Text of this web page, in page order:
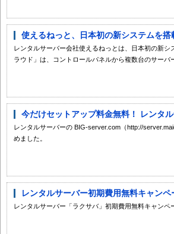
使えるねっと、日本初の新システムを
レンタルサーバー会社使えるねっとは、日本初の新
ラウド」は、コントロールパネルから複数台のサーバ
今だけセットアップ料金無料！ レンタ
レンタルサーバーの BIG-server.com（http://
めました。
レンタルサーバー初期費用無料キャンペ
レンタルサーバー「ラクサバ」初期費用無料キャンペ